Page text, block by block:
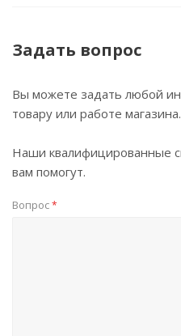
Задать вопрос
Вы можете задать любой
товару или работе магазина.
Наши квалифицированные
вам помогут.
Вопрос*